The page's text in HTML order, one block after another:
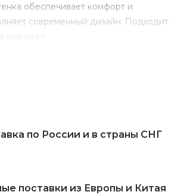
обеспечивает комфорт и
современный дизайн. Подходит
или кафе
по России и в страны СНГ
поставки из Европы и Китая